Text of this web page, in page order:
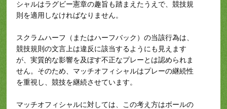
シャルはラグビー憲章の趣旨も踏まえたうえで、競技規
則を適用しなければなりません。
スクラムハーフ（またはハーフバック）の当該行為は、
競技規則の文言上は違反に該当するようにも見えます
が、実質的な影響を及ぼす不正なプレーとは認められま
せん。そのため、マッチオフィシャルはプレーの継続性
を重視し、競技を継続させています。
マッチオフィシャルに対しては、この考え方はボールの